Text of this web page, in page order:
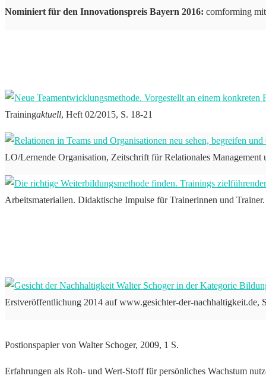
Nominiert für den Innovationspreis Bayern 2016: comforming
Trainingaktuell, Heft 02/2015, S. 18-21
LO/Lernende Organisation, Zeitschrift für Relationales
Arbeitsmaterialien. Didaktische Impulse für Trainerinnen und
Erstveröffentlichung 2014 auf www.gesichter-der-nachhaltigkeit.de,
Postionspapier von Walter Schoger, 2009, 1 S.
Erfahrungen als Roh- und Wert-Stoff für persönliches Wachstum